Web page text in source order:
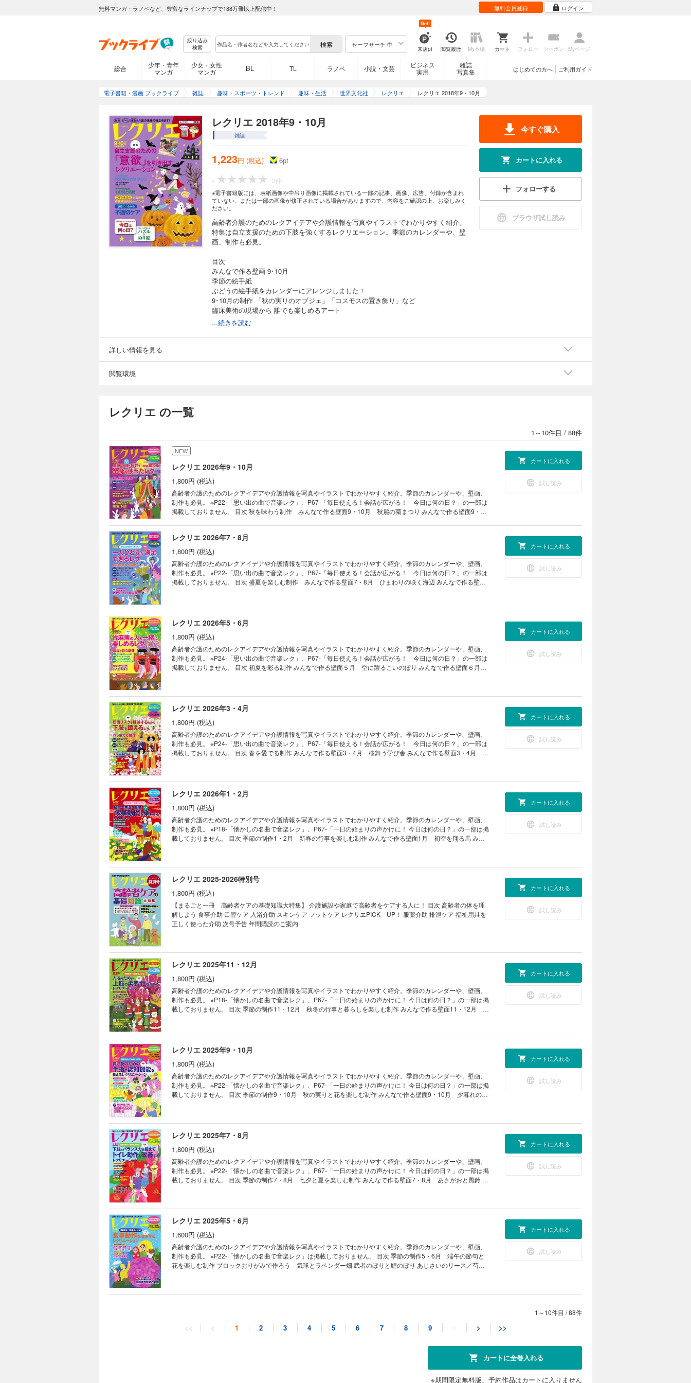
無料マンガ・ラノベなど、豊富なラインナップで188万冊以上配信中！ 無料会員登録 ログイン
絞り込み
検索
セーフサーチ 中
来店pt
Get!
閲覧履歴 My本棚 カート フォロー クーポン Myページ
総合
少年・青年
マンガ
少女・女性
マンガ
BL TL ラノベ 小説・文芸
ビジネス
実用
雑誌
写真集
ご利用ガイド
はじめての方へ
電子書籍・漫画 ブックライブ 雑誌 趣味・スポーツ・トレンド 趣味・生活 世界文化社 レクリエ レクリエ 2018年9・10月
レクリエ 2018年9・10月
雑誌
1,223円 (税込) 6pt
- 0件
※電子書籍版には、表紙画像や中吊り画像に掲載されている一部の記事、画像、広告、付録が含まれ
ていない、または一部の画像が修正されている場合がありますので、内容をご確認の上、お楽しみく
ださい。
高齢者介護のためのレクアイデアや介護情報を写真やイラストでわかりやすく紹介。
特集は自立支援のための下肢を強くするレクリエーション。季節のカレンダーや、壁
画、制作も必見。
目次
みんなで作る壁画 9･10月
季節の絵手紙
ぶどうの絵手紙をカレンダーにアレンジしました！
9･10月の制作 「秋の実りのオブジェ」「コスモスの置き飾り」など
臨床美術の現場から 誰でも楽しめるアート
ごぼう先生の大吉体操
自立支援のための「意欲」を引き出すレクリエーション
身近な素材で機能向上！ 作業療法的トレーニング
動物とのふれあいを通して身体機能の維持・改善を目指す！
浮世絵ちぎり絵・美しいぬり絵・ぬり絵カレンダー
パズルで脳トレ
次号予告
型紙集
年間購読のご案内
...続きを読む
今すぐ購入
カートに入れる
フォローする
ブラウザ試し読み
詳しい情報を見る
閲覧環境
レクリエ の一覧
1～10件目 / 88件
NEW
レクリエ 2026年9・10月
1,800円 (税込)
高齢者介護のためのレクアイデアや介護情報を写真やイラストでわかりやすく紹介。季節のカレンダーや、壁画、
制作も必見。 ※P22-「思い出の曲で音楽レク」、P67-「毎日使える！会話が広がる！ 今日は何の日？」の一部は
掲載しておりません。 目次 秋を味わう制作 みんなで作る壁面9・10月 秋麗の菊まつり みんなで作る壁面9・10
を一緒に鍛える 全身を使ったレクリエーション 世界のお菓子で会話が広がる 簡単おやつレク 介護施設発フロン
トランナー レクリエカフェ レクリエSHOPPING レクリエPICK UP！ 介護職だからこそできる「急変予防」 認知
症の人の「世界」を想像し「困りごと」に寄り添う チーム対抗で盛り上がる！ みんなで脳トレ 今、知っておきた
い！ 介護最新ニュース 毎日使える！会話が広がる！ 今日は何の日？ ちぎり絵・美しいぬり絵・ぬり絵カレンダ
ー パズルで脳トレ すぐに作れるコピー用型紙集 次号予告 年間購読のご案内
カートに入れる
試し読み
レクリエ 2026年7・8月
1,800円 (税込)
高齢者介護のためのレクアイデアや介護情報を写真やイラストでわかりやすく紹介。季節のカレンダーや、壁画、
制作も必見。 ※P22-「思い出の曲で音楽レク」、P67-「毎日使える！会話が広がる！ 今日は何の日？」の一部は
掲載しておりません。 目次 盛夏を楽しむ制作 みんなで作る壁面7・8月 ひまわりの咲く海辺 みんなで作る壁面
OK！ 一人ひとりが満足できるレクリエーション 世界のお菓子で会話が広がる 簡単おやつレク 介護施設発フロ
ントランナー レクリエカフェ レクリエSHOPPING レクリエPICK UP！ 苦手意識を克服しよう！ 迷わず書ける
ヒヤリ・ハット報告書 認知症の人の「世界」を想像し「困りごと」に寄り添う チーム対抗で盛り上がる！ みんな
で脳トレ 今、知っておきたい！ 介護最新ニュース 毎日使える！会話が広がる！ 今日は何の日？ ちぎり絵・美し
いぬり絵・ぬり絵カレンダー パズルで脳トレ すぐに作れるコピー用型紙集 次号予告 年間購読のご案内
カートに入れる
試し読み
レクリエ 2026年5・6月
1,800円 (税込)
高齢者介護のためのレクアイデアや介護情報を写真やイラストでわかりやすく紹介。季節のカレンダーや、壁画、
制作も必見。 ※P24-「思い出の曲で音楽レク」、P67-「毎日使える！会話が広がる！ 今日は何の日？」の一部は
掲載しておりません。 目次 初夏を彩る制作 みんなで作る壁面５月 空に躍るこいのぼり みんなで作る壁面６月
一緒に楽しめるレクリエーション 世界のお菓子で会話が広がる 簡単おやつレク 介護施設発フロントランナー レ
クリエカフェ レクリエSHOPPING レクリエPICK UP！ 介護職が身につけたいコミュニケーション術 認知症の人
の「世界」を想像し「困りごと」に寄り添う チーム対抗で盛り上がる！ みんなで脳トレ 今、知っておきたい！
介護最新ニュース 毎日使える！会話が広がる！ 今日は何の日？ ちぎり絵・美しいぬり絵・ぬり絵カレンダー パ
ズルで脳トレ すぐに作れるコピー用型紙集 次号予告 年間購読のご案内
カートに入れる
試し読み
レクリエ 2026年3・4月
1,800円 (税込)
高齢者介護のためのレクアイデアや介護情報を写真やイラストでわかりやすく紹介。季節のカレンダーや、壁画、
制作も必見。 ※P24-「思い出の曲で音楽レク」、P67-「毎日使える！会話が広がる！ 今日は何の日？」の一部は
掲載しておりません。 目次 春を愛でる制作 みんなで作る壁面3・4月 桜舞う学び舎 みんなで作る壁面3・4月 ク
軽減するための 下肢を鍛えるレクリエーション 世界のお菓子で会話が広がる 簡単おやつレク レクリエカフェ
レクリエSHOPPING レクリエPICK UP！ 利用者・家族の信頼を得る 介護職のマナー入門 認知症の人の「世
界」を想像し「困りごと」に寄り添う チーム対抗で盛り上がる！ みんなで脳トレ 今、知っておきたい！ 介護最
新ニュース 毎日使える！会話が広がる！ 今日は何の日？ ちぎり絵・美しいぬり絵・ぬり絵カレンダー パズルで
脳トレ すぐに作れるコピー用型紙集 次号予告 年間購読のご案内
カートに入れる
試し読み
レクリエ 2026年1・2月
1,800円 (税込)
高齢者介護のためのレクアイデアや介護情報を写真やイラストでわかりやすく紹介。季節のカレンダーや、壁画、
制作も必見。 ※P18-「懐かしの名曲で音楽レク」、P67-「一日の始まりの声かけに！ 今日は何の日？」の一部は掲
載しておりません。 目次 季節の制作1・2月 新春の行事を楽しむ制作 みんなで作る壁面1月 初空を翔る馬 みん
のみんなであっぱれ指体操 郷土のお菓子で簡単おやつレク 自治体発フロントランナー 送迎計画の困りごとは「ド
ライブボス」で解決 レクリエカフェ レクリエSHOPPING レクリエPICK UP！ 最期の時を支えるために 介護施
設での「看取り」を考える 認知症の人の「世界」を想像し「困りごと」に寄り添う 準備も簡単！ みんなででき
る！ いつでも脳トレ 今、知っておきたい！ 介護最新ニュース 一日の始まりの声かけに！ 今日は何の日？ ちぎり
絵・美しいぬり絵・ぬり絵カレンダー パズルで脳トレ すぐに作れるコピー用型紙集 次号予告 年間購読のご案内
カートに入れる
試し読み
レクリエ 2025-2026特別号
1,800円 (税込)
【まるごと一冊 高齢者ケアの基礎知識大特集】 介護施設や家庭で高齢者をケアする人に！ 目次 高齢者の体を理
解しよう 食事介助 口腔ケア 入浴介助 スキンケア フットケア レクリエPICK UP！ 服薬介助 排泄ケア 福祉用具を
正しく使った介助 次号予告 年間購読のご案内
カートに入れる
試し読み
レクリエ 2025年11・12月
1,800円 (税込)
高齢者介護のためのレクアイデアや介護情報を写真やイラストでわかりやすく紹介。季節のカレンダーや、壁画、
制作も必見。 ※P18-「懐かしの名曲で音楽レク」、P67-「一日の始まりの声かけに！ 今日は何の日？」の一部は掲
載しておりません。 目次 季節の制作11・12月 秋冬の行事と暮らしを楽しむ制作 みんなで作る壁面11・12月 い
みんなであっぱれ指体操 郷土のお菓子で簡単おやつレク 自治体発フロントランナー レクリエカフェ レクリエ
SHOPPING レクリエPICK UP！ 職員間のハラスメント 認知症の人の「世界」を想像し「困りごと」に寄り添う
準備も簡単！ みんなでできる！ いつでも脳トレ 今、知っておきたい！ 介護最新ニュース 一日の始まりの声かけ
に！ 今日は何の日？ ちぎり絵・美しいぬり絵・ぬり絵カレンダー パズルで脳トレ すぐに作れるコピー用型紙集 次
号予告 年間購読のご案内
カートに入れる
試し読み
レクリエ 2025年9・10月
1,800円 (税込)
高齢者介護のためのレクアイデアや介護情報を写真やイラストでわかりやすく紹介。季節のカレンダーや、壁画、
制作も必見。 ※P22-「懐かしの名曲で音楽レク」、P67-「一日の始まりの声かけに！ 今日は何の日？」の一部は掲
載しておりません。 目次 季節の制作9・10月 秋の実りと花を楽しむ制作 みんなで作る壁面9・10月 夕暮れのコ
のための手指や認知機能を鍛えるレクリエーション ごぼう先生のみんなであっぱれ指体操 郷土のお菓子で簡単おや
つレク 自治体発フロントランナー レクリエカフェ レクリエSHOPPING レクリエPICK UP！ 介護職のための災害
対応 認知症の人の「世界」を想像し「困りごと」に寄り添う 準備も簡単！ みんなでできる！ いつでも脳トレ 今、
知っておきたい！ 介護最新ニュース 一日の始まりの声かけに！ 今日は何の日？ ちぎり絵・美しいぬり絵・ぬり絵
カレンダー パズルで脳トレ すぐに作れるコピー用型紙集 次号予告 年間購読のご案内
カートに入れる
試し読み
レクリエ 2025年7・8月
1,800円 (税込)
高齢者介護のためのレクアイデアや介護情報を写真やイラストでわかりやすく紹介。季節のカレンダーや、壁画、
制作も必見。 ※P22-「懐かしの名曲で音楽レク」、P67-「一日の始まりの声かけに！ 今日は何の日？」の一部は掲
載しておりません。 目次 季節の制作7・8月 七夕と夏を楽しむ制作 みんなで作る壁面7・8月 あさがおと風鈴 天
レク 自治体発フロントランナー レクリエカフェ レクリエSHOPPING レクリエPICK UP！ 「利用者目線」で見直
そう 不適切ケア 認知症の人の「世界」を想像し「困りごと」に寄り添う 準備も簡単！ みんなでできる！ いつで
も脳トレ 今、知っておきたい！ 介護最新ニュース 一日の始まりの声かけに！ 今日は何の日？ ちぎり絵・美しいぬ
り絵・ぬり絵カレンダー パズルで脳トレ すぐに作れるコピー用型紙集 次号予告 年間購読のご案内
カートに入れる
試し読み
レクリエ 2025年5・6月
1,600円 (税込)
高齢者介護のためのレクアイデアや介護情報を写真やイラストでわかりやすく紹介。季節のカレンダーや、壁画、
制作も必見。 ※P22-「懐かしの名曲で音楽レク」は掲載しておりません。 目次 季節の制作5・6月 端午の節句と
花を楽しむ制作 ブロックおりがみで作ろう 気球とラベンダー畑 武者のぼりと鯉のぼり あじさいのリース／芍薬
SHOPPING レクリエPICK UP！ 高齢者の病気の知識 認知症の人の「世界」を想像し「困りごと」に寄り添う 準
カートに入れる
試し読み
高齢者介護のためのレクアイデアや介護情報を写真やイラストでわかりやすく紹介。季節のカレンダーや、壁画、
う チューリップの短冊飾り 四季を彩る 今月のカレンダー アートに挑戦！ 懐かしの名曲で音楽レク 外出のため
の下肢を鍛えるレクリエーション ごぼう先生のみんなであっぱれ指体操 郷土のお菓子で簡単おやつレク 自治体発
フロントランナー レクリエカフェ レクリエセミナーのご案内 レクリエSHOPPING レクリエPICK UP！ 介護職が
カートに入れる
1～10件目 /88件
<< < 1 2 3 4 5 6 7 8 9 ・ > >>
カートに全巻入れる
※期間限定無料版、予約作品はカートに入りません